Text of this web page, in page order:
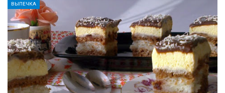
ВЫПЕЧКА